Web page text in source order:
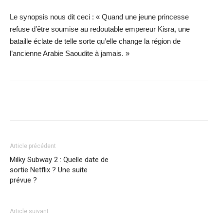
Le synopsis nous dit ceci : « Quand une jeune princesse
refuse d’être soumise au redoutable empereur Kisra, une
bataille éclate de telle sorte qu’elle change la région de
l’ancienne Arabie Saoudite à jamais. »
Article précédent
Milky Subway 2 : Quelle date de
sortie Netflix ? Une suite
prévue ?
Article suivant